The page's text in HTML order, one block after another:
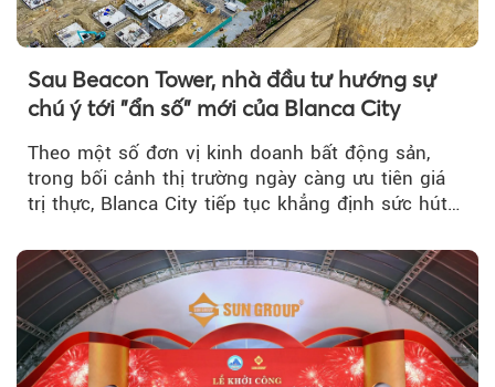
Sau Beacon Tower, nhà đầu tư hướng sự
chú ý tới "ẩn số" mới của Blanca City
Theo một số đơn vị kinh doanh bất động sản,
trong bối cảnh thị trường ngày càng ưu tiên giá
trị thực, Blanca City tiếp tục khẳng định sức hút